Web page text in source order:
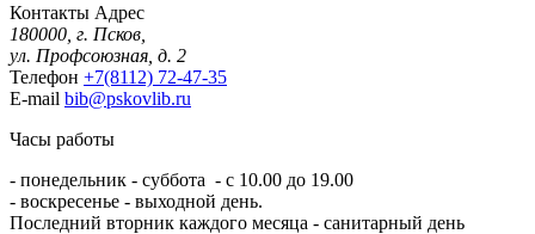
Контакты Адрес
180000, г. Псков,
ул. Профсоюзная, д. 2
Телефон +7(8112) 72-47-35
E-mail bib@pskovlib.ru
Часы работы
- понедельник - суббота - с 10.00 до 19.00
- воскресенье - выходной день.
Последний вторник каждого месяца - санитарный день